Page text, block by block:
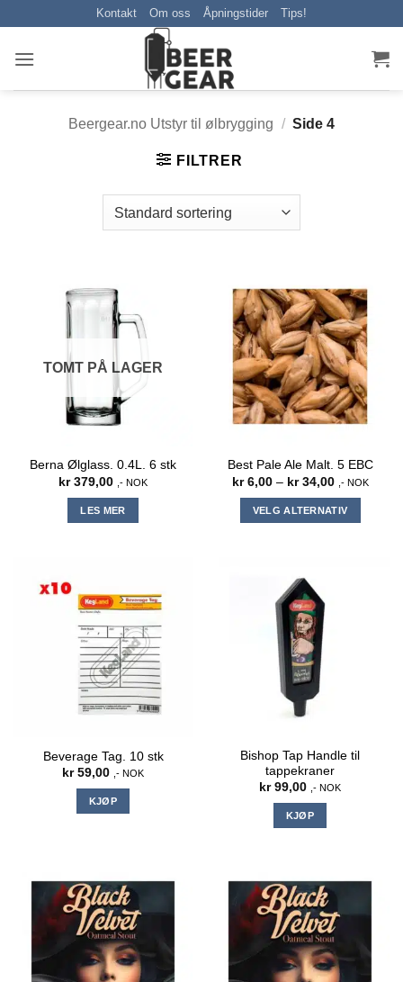
content
Kontakt Om oss Åpningstider Tips!
Beergear.no Utstyr til ølbrygging / Side 4
FILTRER
TOMT PÅ LAGER
Berna Ølglass. 0.4L. 6 stk
kr379,00 ,- NOK
LES MER
Best Pale Ale Malt. 5 EBC
kr6,00 – kr34,00Prisområde:
til
kr 34,00
,- NOK
VELG ALTERNATIV
flere
varianter.
Alternativene
kan
velges
på
produktsiden
Beverage Tag. 10 stk
kr59,00 ,- NOK
KJØP
Bishop Tap Handle til
tappekraner
kr99,00 ,- NOK
KJØP